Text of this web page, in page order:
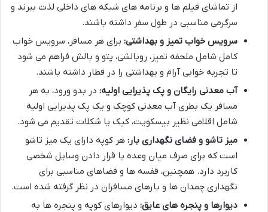
از تماشای فیلم ها و برنامه های شبکه های داخلی لذت ببرند و
سرگرمی مناسبی در طول سفر داشته باشند.
سرویس خواب تمیز و بهداشتی: برای هر مسافر، سرویس خواب
کامل شامل ملحفه تمیز، روبالشی، پتو و بالش فراهم می شود
تا تجربه خوابی آرام و بهداشتی را در قطار داشته باشند.
آب معدنی رایگان و پک پذیرایی اولیه: در بدو ورود، به هر
مسافر یک بطری آب معدنی کوچک و یک پک پذیرایی اولیه
شامل اقلامی نظیر بیسکویت، کیک یا شکلات تقدیم می شود.
میز تاشو و فضای نگهداری بار: هر کوپه دارای یک میز تاشو
است که برای صرف میان وعده یا قرار دادن وسایل شخصی
کاربرد دارد. همچنین، قفسه ها و فضاهای مناسبی برای
نگهداری چمدان ها و بارهای مسافران در نظر گرفته شده است.
دیوارها و پنجره های عایق: دیوارهای کوپه و پنجره ها به